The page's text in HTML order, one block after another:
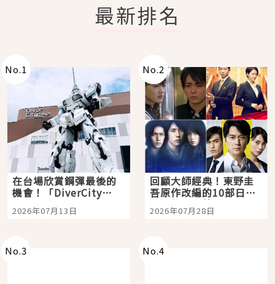
最新排名
No.1
在台場欣賞鋼彈最後的
機會！「DiverCity
Tokyo Plaza」搭船、
購物、美食及夜景，一
2026年07月13日
No.2
回顧大師經典！東野圭
吾原作改編的10部日本
影視作品推薦
2026年07月28日
No.3 No.4